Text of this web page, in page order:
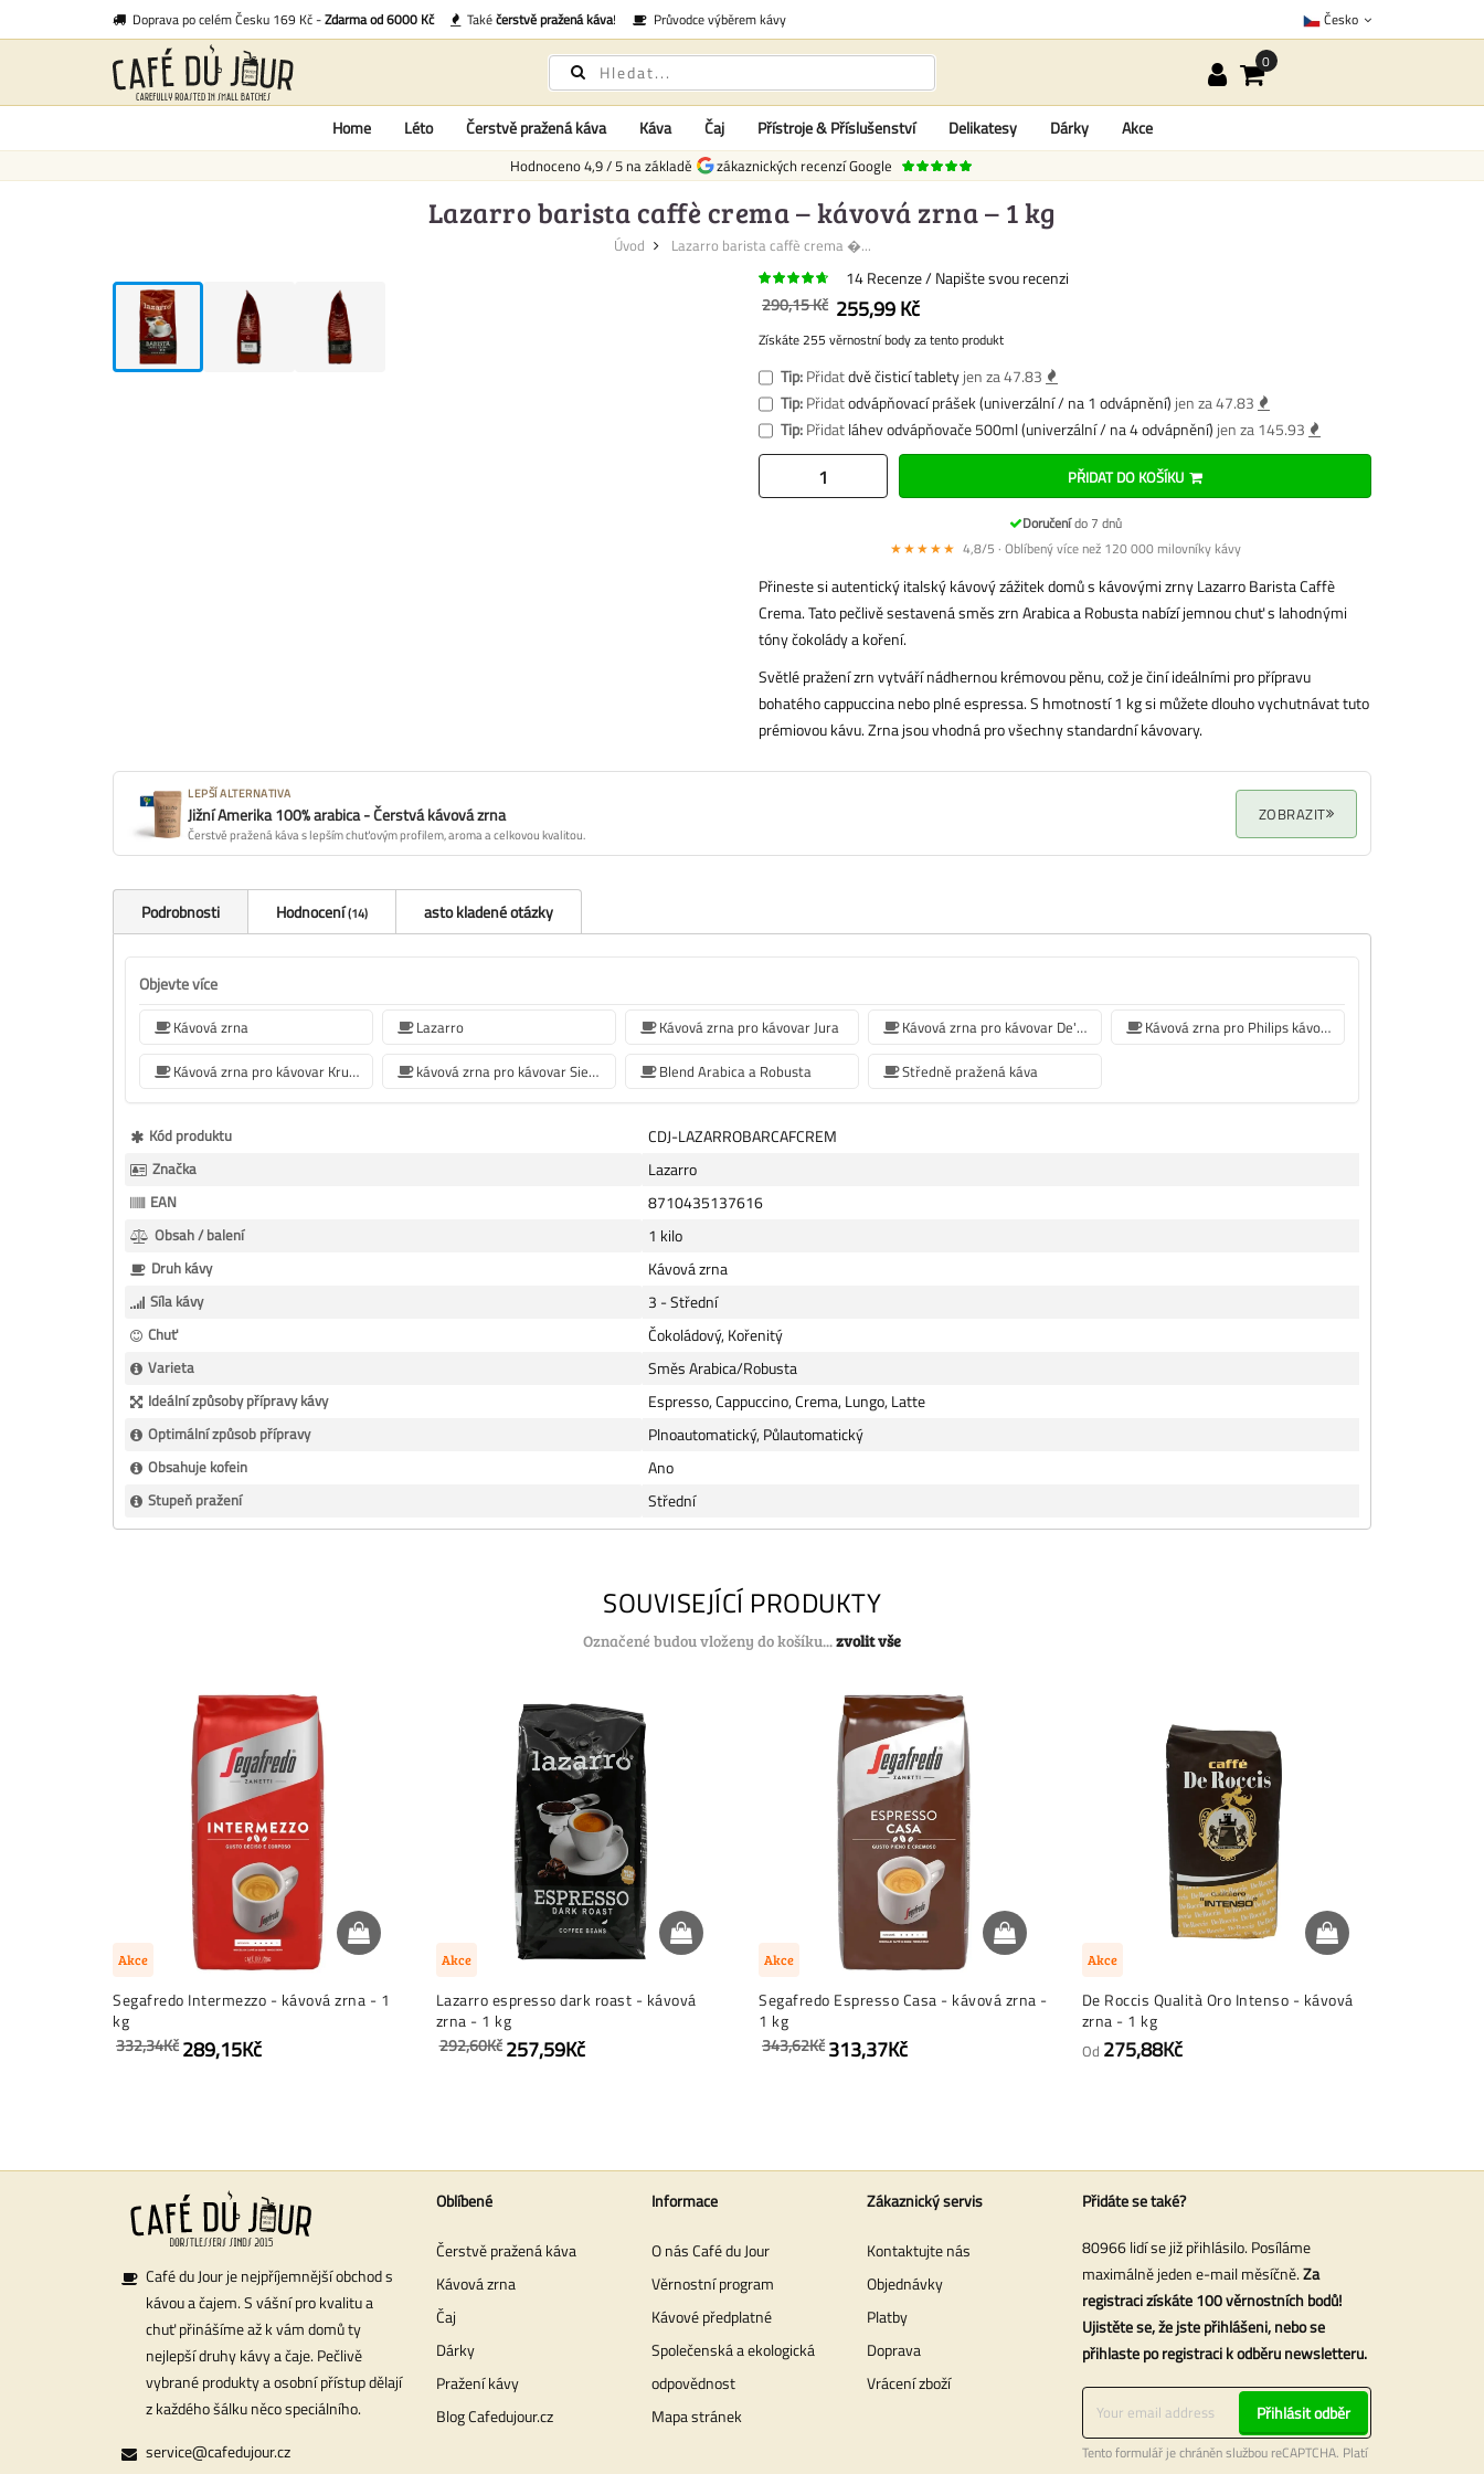
Doprava po celém Česku 169 Kč -Zdarma od 6000 Kč Takéčerstvě pražená káva! Průvodce výběrem kávy Česko
Home Léto Čerstvě pražená káva Káva Čaj Přístroje & Příslušenství Delikatesy Dárky Akce
Hodnoceno4,9/5 na základě zákaznických recenzí Google
Lazarro barista caffè crema – kávová zrna – 1 kg
Úvod Lazarro barista caffè crema �...
14Recenze
Napište svou recenzi
290,15 Kč 255,99 Kč
Získáte 255 věrnostní body za tento produkt
Tip:Přidatdvě čisticí tabletyjen za 47.83
Tip:Přidatodvápňovací prášek (univerzální / na 1 odvápnění) jen za 47.83
Tip:Přidatláhev odvápňovače 500ml (univerzální / na 4 odvápnění) jen za 145.93
PŘIDAT DO KOŠÍKU
Doručenído 7 dnů
★★★★★ 4,8/5 · Oblíbený více než 120 000 milovníky kávy
Přineste si autentický italský kávový zážitek domů s kávovými zrny Lazarro Barista Caffè
Crema. Tato pečlivě sestavená směs zrn Arabica a Robusta nabízí jemnou chuť s lahodnými
tóny čokolády a koření.
Světlé pražení zrn vytváří nádhernou krémovou pěnu, což je činí ideálními pro přípravu
bohatého cappuccina nebo plné espressa. S hmotností 1 kg si můžete dlouho vychutnávat tuto
prémiovou kávu. Zrna jsou vhodná pro všechny standardní kávovary.
LEPŠÍ ALTERNATIVA
Jižní Amerika 100% arabica - Čerstvá kávová zrna
Čerstvě pražená káva s lepším chuťovým profilem, aroma a celkovou kvalitou.
ZOBRAZIT
Podrobnosti Hodnocení 14 asto kladené otázky
Objevte více
Kávová zrna Lazarro Kávová zrna pro kávovar Jura Kávová zrna pro kávovar De'Longhi
Kávová zrna pro Philips kávovar
Kávová zrna pro kávovar Krups
kávová zrna pro kávovar Siemens Blend Arabica a Robusta Středně pražená káva
Více
informací
Kód produktu CDJ-LAZARROBARCAFCREM
Značka Lazarro
EAN 8710435137616
Obsah / balení 1 kilo
Druh kávy Kávová zrna
Síla kávy 3 - Střední
Chuť Čokoládový, Kořenitý
Varieta Směs Arabica/Robusta
Ideální způsoby přípravy kávy Espresso, Cappuccino, Crema, Lungo, Latte
Optimální způsob přípravy Plnoautomatický, Půlautomatický
Obsahuje kofein Ano
Stupeň pražení Střední
SOUVISEJÍCÍ PRODUKTY
Označené budou vloženy do košíku...zvolit vše
Akce
Segafredo Intermezzo - kávová zrna - 1
kg
332,34Kč289,15Kč
Akce
Lazarro espresso dark roast - kávová
zrna - 1 kg
292,60Kč 257,59Kč
Akce
Segafredo Espresso Casa - kávová zrna -
1 kg
343,62Kč313,37Kč
Akce
De Roccis Qualità Oro Intenso - kávová
zrna - 1 kg
Od 275,88Kč
Café du Jour je nejpříjemnější obchod s
kávou a čajem. S vášní pro kvalitu a
chuť přinášíme až k vám domů ty
nejlepší druhy kávy a čaje. Pečlivě
vybrané produkty a osobní přístup dělají
z každého šálku něco speciálního.
service@cafedujour.cz
Oblíbené
Čerstvě pražená káva
Kávová zrna
Čaj
Dárky
Pražení kávy
Blog Cafedujour.cz
Informace
O nás Café du Jour
Věrnostní program
Kávové předplatné
Společenská a ekologická
odpovědnost
Mapa stránek
Zákaznický servis
Kontaktujte nás
Objednávky
Platby
Doprava
Vrácení zboží
Přidáte se také?
80966 lidí se již přihlásilo. Posíláme
maximálně jeden e-mail měsíčně.Za
registraci získáte 100 věrnostních bodů!
Ujistěte se, že jste přihlášeni, nebo se
přihlaste po registraci k odběru newsletteru.
Přihlásit odběr
Tento formulář je chráněn službou reCAPTCHA. Platí